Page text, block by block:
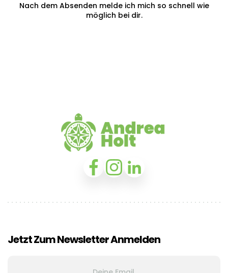
Nach dem Absenden melde ich mich so schnell wie
möglich bei dir.
Jetzt Zum Newsletter Anmelden